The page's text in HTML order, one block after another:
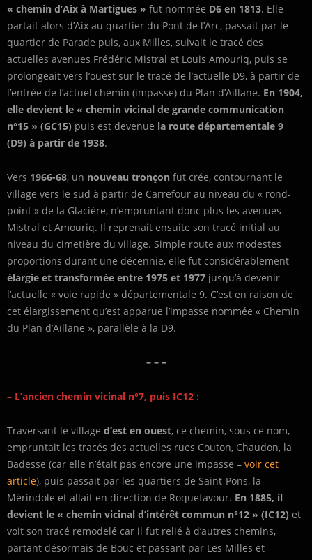
« chemin d’Aix à Martigues » fut nommée D6 en 1813. Elle
partait alors d’Aix au quartier du Pont de l’Arc, passait par le
quartier de Parade puis, aux Milles, suivait le tracé des
actuelles avenues Frédéric Mistral et Louis Amouriq, puis se
prolongeait vers l’ouest sur le tracé de l’actuelle D9, à partir de
l’entrée de l’actuel chemin (impasse) du Plan d’Aillane. En 1904,
elle devient le « chemin vicinal de grande communication
n°15 » (GC15) puis est devenue la route départementale 9
(D9) à partir de 1938.
Vers 1966-68, un nouveau tronçon fut crée, contournant le
village vers le sud à partir de Carrefour au niveau du « rond-
point » de la Glacière, n’empruntant donc plus les avenues
Mistral et Amouriq. Il reprenait ensuite son tracé initial au
niveau du cimetière du village. Simple route aux modestes
proportions durant une décennie, elle fut considérablement
élargie et transformée entre 1975 et 1977 jusqu’à devenir
l’actuelle « voie rapide » départementale 9. C’est en raison de
cet élargissement qu’est apparue l’impasse nommée « Chemin
du Plan d’Aillane », parallèle à la D9.
– – –
– L’ancien chemin vicinal n°7, puis IC12 :
Traversant le village d’est en ouest, ce chemin, sous ce nom,
empruntait les tracés des actuelles rues Couton, Chaudon, la
Badesse (car elle n’était pas encore une impasse – voir cet
article), puis passait par les quartiers de Saint-Pons, la
Mérindole et allait en direction de Roquefavour. En 1885, il
devient le « chemin vicinal d’intérêt commun n°12 » (IC12) et
voit son tracé remodelé car il fut relié à d’autres chemins,
partant désormais de Bouc et passant par Les Milles et